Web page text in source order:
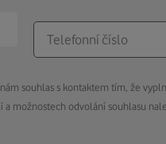
souhlas s kontaktem tím, že
možnostech odvolání souhlasu